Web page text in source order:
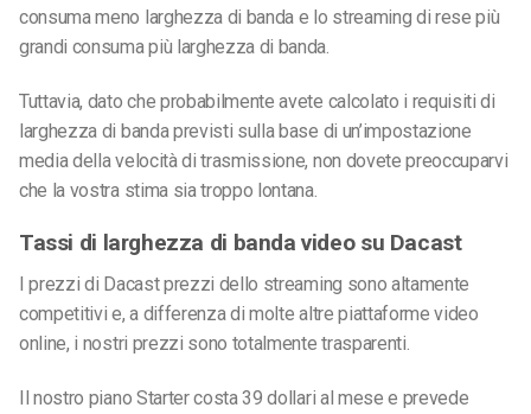
consuma meno larghezza di banda e lo streaming di rese più
grandi consuma più larghezza di banda.
Tuttavia, dato che probabilmente avete calcolato i requisiti di
larghezza di banda previsti sulla base di un’impostazione
media della velocità di trasmissione, non dovete preoccuparvi
che la vostra stima sia troppo lontana.
Tassi di larghezza di banda video su Dacast
I prezzi di Dacast prezzi dello streaming sono altamente
competitivi e, a differenza di molte altre piattaforme video
online, i nostri prezzi sono totalmente trasparenti.
Il nostro piano Starter costa 39 dollari al mese e prevede